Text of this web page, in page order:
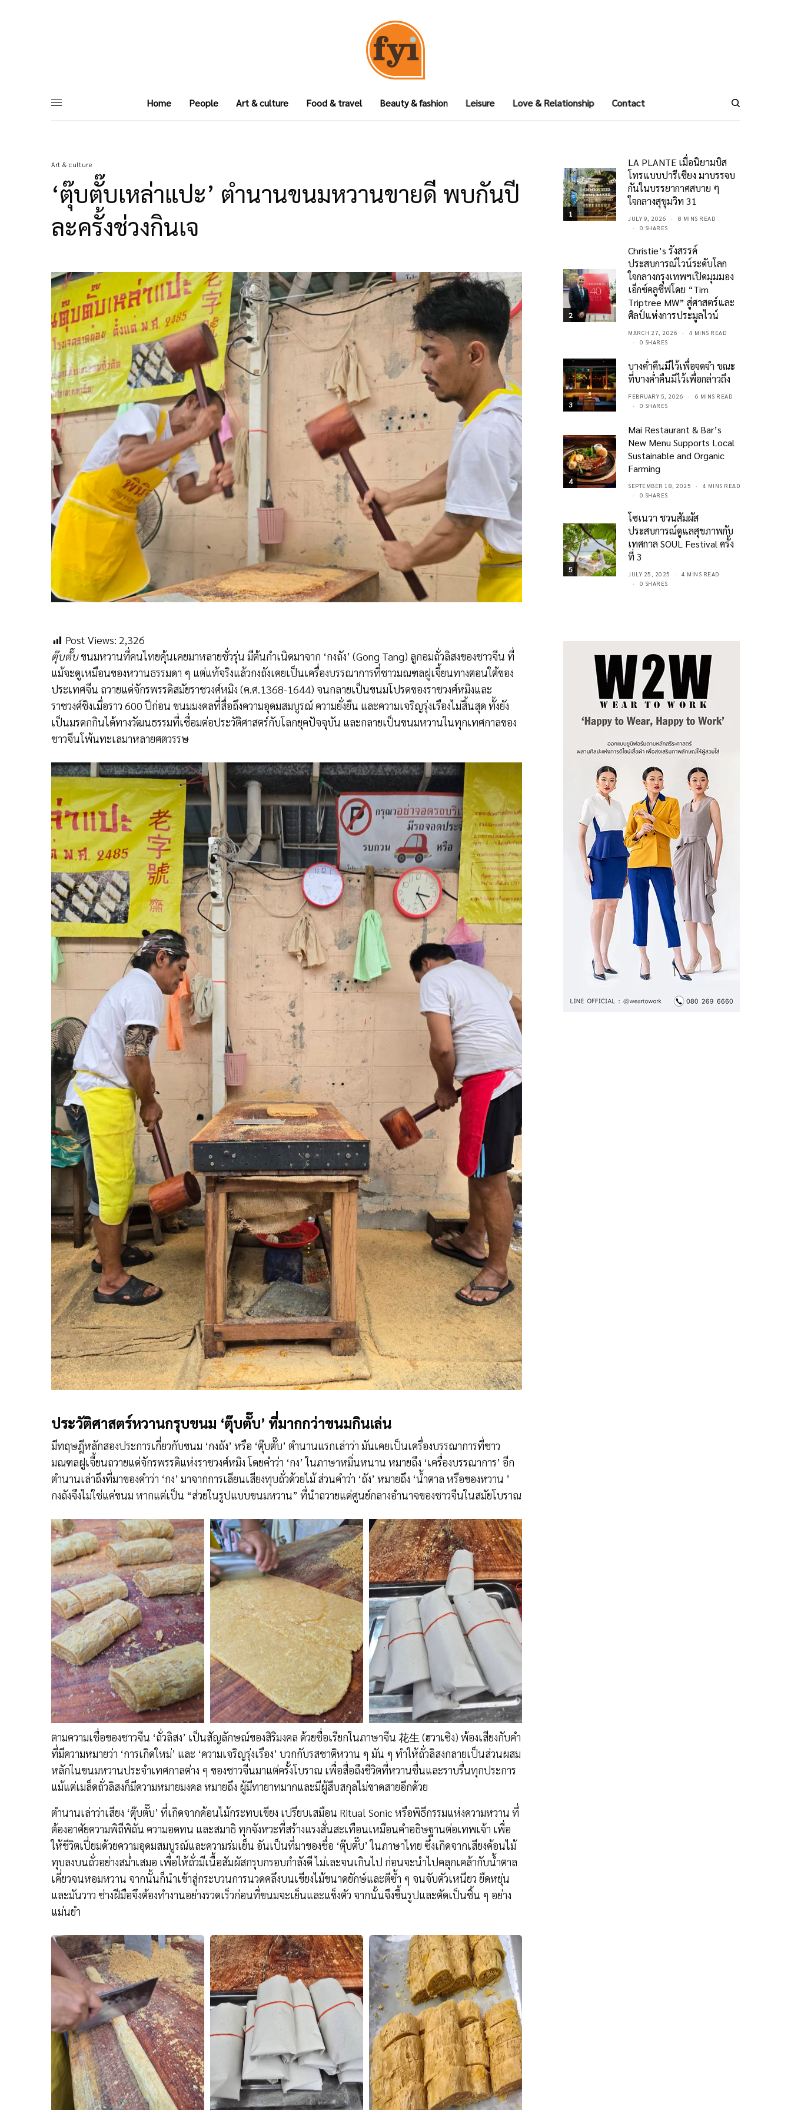
Home People Art & culture Food & travel Beauty & fashion Leisure Love & Relationship Contact
Art & culture
‘ตุ๊บตั๊บเหล่าแปะ’ ตำนานขนมหวานขายดี พบกันปี
ละครั้งช่วงกินเจ
Post Views: 2,326
ตุ๊บตั๊บขนมหวานที่คนไทยคุ้นเคยมาหลายชั่วรุ่น มีต้นกำเนิดมาจาก ‘กงถัง’ (Gong Tang) ลูกอมถั่วลิสงของชาวจีน ที่
แม้จะดูเหมือนของหวานธรรมดา ๆ แต่แท้จริงแล้วกงถังเคยเป็นเครื่องบรรณาการที่ชาวมณฑลฝูเจี้ยนทางตอนใต้ของ
ประเทศจีน ถวายแด่จักรพรรดิสมัยราชวงศ์หมิง (ค.ศ.1368-1644) จนกลายเป็นขนมโปรดของราชวงศ์หมิงและ
ราชวงศ์ชิงเมื่อราว 600 ปีก่อน ขนมมงคลที่สื่อถึงความอุดมสมบูรณ์ ความยั่งยืน และความเจริญรุ่งเรืองไม่สิ้นสุด ทั้งยัง
เป็นมรดกกินได้ทางวัฒนธรรมที่เชื่อมต่อประวัติศาสตร์กับโลกยุคปัจจุบัน และกลายเป็นขนมหวานในทุกเทศกาลของ
ชาวจีนโพ้นทะเลมาหลายศตวรรษ
ประวัติศาสตร์หวานกรุบขนม ‘ตุ๊บตั๊บ’ ที่มากกว่าขนมกินเล่น
มีทฤษฎีหลักสองประการเกี่ยวกับขนม ‘กงถัง’ หรือ ‘ตุ๊บตั๊บ’ ตำนานแรกเล่าว่า มันเคยเป็นเครื่องบรรณาการที่ชาว
มณฑลฝูเจี้ยนถวายแด่จักรพรรดิแห่งราชวงศ์หมิง โดยคำว่า ‘กง’ ในภาษาหมิ่นหนาน หมายถึง ‘เครื่องบรรณาการ’ อีก
ตำนานเล่าถึงที่มาของคำว่า ‘กง’ มาจากการเลียนเสียงทุบถั่วด้วยไม้ ส่วนคำว่า ‘ถัง’ หมายถึง ‘น้ำตาล หรือของหวาน ’
กงถังจึงไม่ใช่แค่ขนม หากแต่เป็น “ส่วยในรูปแบบขนมหวาน” ที่นำถวายแด่ศูนย์กลางอำนาจของชาวจีนในสมัยโบราณ
ตามความเชื่อของชาวจีน ‘ถั่วลิสง’ เป็นสัญลักษณ์ของสิริมงคล ด้วยชื่อเรียกในภาษาจีน 花生 (ฮวาเซิง) พ้องเสียงกับคำ
ที่มีความหมายว่า ‘การเกิดใหม่’ และ ‘ความเจริญรุ่งเรือง’ บวกกับรสชาติหวาน ๆ มัน ๆ ทำให้ถั่วลิสงกลายเป็นส่วนผสม
หลักในขนมหวานประจำเทศกาลต่าง ๆ ของชาวจีนมาแต่ครั้งโบราณ เพื่อสื่อถึงชีวิตที่หวานชื่นและราบรื่นทุกประการ
แม้แต่เมล็ดถั่วลิสงก็มีความหมายมงคล หมายถึง ผู้มีทายาทมากและมีผู้สืบสกุลไม่ขาดสายอีกด้วย
ตำนานเล่าว่าเสียง ‘ตุ๊บตั๊บ’ ที่เกิดจากค้อนไม้กระทบเขียง เปรียบเสมือน Ritual Sonic หรือพิธีกรรมแห่งความหวาน ที่
ต้องอาศัยความพิถีพิถัน ความอดทน และสมาธิ ทุกจังหวะที่สร้างแรงสั่นสะเทือนเหมือนคำอธิษฐานต่อเทพเจ้า เพื่อ
ให้ชีวิตเปี่ยมด้วยความอุดมสมบูรณ์และความร่มเย็น อันเป็นที่มาของชื่อ ‘ตุ๊บตั๊บ’ ในภาษาไทย ซึ่งเกิดจากเสียงค้อนไม้
ทุบลงบนถั่วอย่างสม่ำเสมอ เพื่อให้ถั่วมีเนื้อสัมผัสกรุบกรอบกำลังดี ไม่เละจนเกินไป ก่อนจะนำไปคลุกเคล้ากับน้ำตาล
เคี่ยวจนหอมหวาน จากนั้นก็นำเข้าสู่กระบวนการนวดคลึงบนเขียงไม้ขนาดยักษ์และตีซ้ำ ๆ จนจับตัวเหนียว ยืดหยุ่น
และมันวาว ช่างฝีมือจึงต้องทำงานอย่างรวดเร็วก่อนที่ขนมจะเย็นและแข็งตัว จากนั้นจึงขึ้นรูปและตัดเป็นชิ้น ๆ อย่าง
แม่นยำ
1
LA PLANTE เมื่อนิยามบิส
โทรแบบปารีเซียง มาบรรจบ
กันในบรรยากาศสบาย ๆ
ใจกลางสุขุมวิท 31
JULY 9, 2026
8 MINS READ
0 SHARES
2
Christie’s รังสรรค์
ประสบการณ์ไวน์ระดับโลก
ใจกลางกรุงเทพฯเปิดมุมมอง
เอ็กซ์คลูซีฟโดย “Tim
Triptree MW” สู่ศาสตร์และ
ศิลป์แห่งการประมูลไวน์
MARCH 27, 2026
4 MINS READ
0 SHARES
3
บางค่ำคืนมีไว้เพื่อจดจำ ขณะ
ที่บางค่ำคืนมีไว้เพื่อกล่าวถึง
FEBRUARY 5, 2026
6 MINS READ
0 SHARES
4
Mai Restaurant & Bar’s
New Menu Supports Local
Sustainable and Organic
Farming
SEPTEMBER 18, 2025
4 MINS READ
0 SHARES
5
โซเนวา ชวนสัมผัส
ประสบการณ์ดูแลสุขภาพกับ
เทศกาล SOUL Festival ครั้ง
ที่ 3
JULY 25, 2025
4 MINS READ
0 SHARES